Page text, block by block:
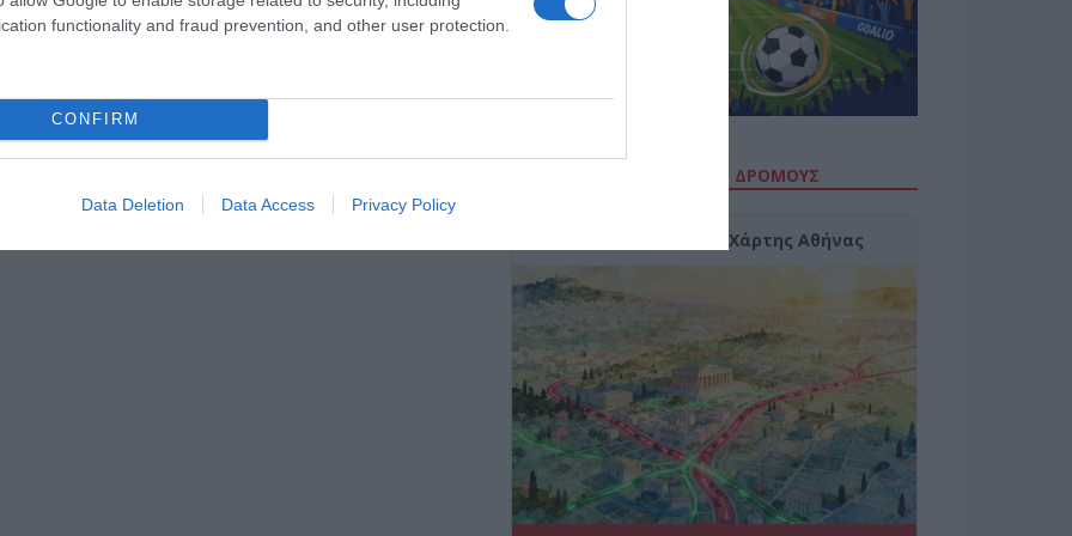
functionality and fraud prevention, and other user protection.
CONFIRM
Data Deletion Data Access Privacy Policy
ΔΕΙΤΕ ΤΗΝ ΚΙΝΗΣΗ ΣΤΟΥΣ ΔΡΌΜΟΥΣ
Κίνηση Τώρα: Live Χάρτης Αθήνας